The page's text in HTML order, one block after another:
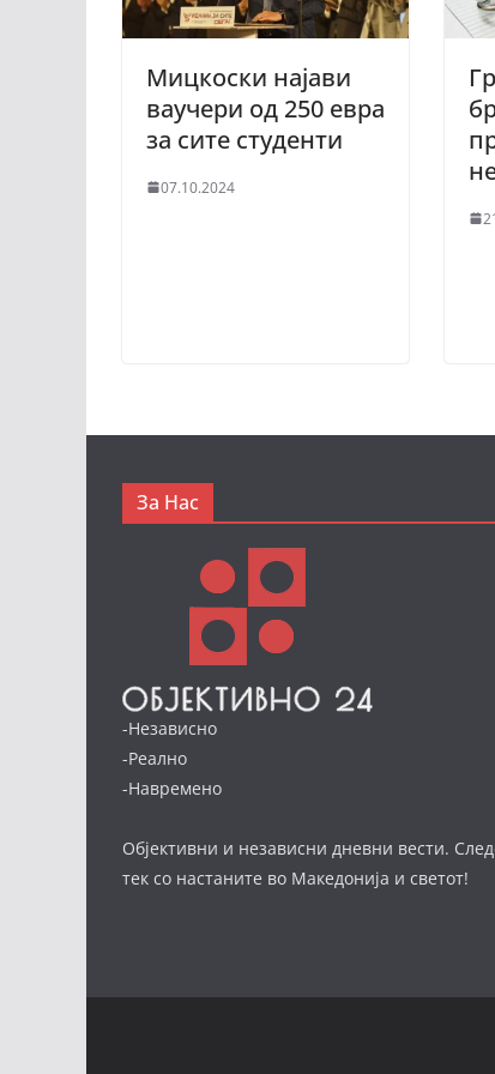
Мицкоски најави
ваучери од 250 евра
за сите студенти
07.10.2024
За Нас
-Независно
-Реално
-Навремено
Објективни и независни дневни вести.
тек со настаните во Македонија и светот!